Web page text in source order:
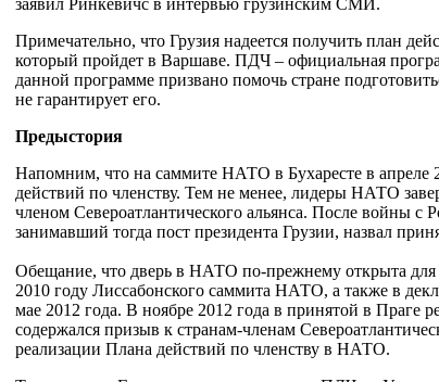
заявил Ринкевичс в интервью грузинским СМИ.
Примечательно, что Грузия надеется получить план
который пройдет в Варшаве. ПДЧ – официальная
данной программе призвано помочь стране
не гарантирует его.
Предыстория
Напомним, что на саммите НАТО в Бухаресте в апреле
действий по членству. Тем не менее, лидеры НАТО
членом Североатлантического альянса. После войны с
занимавший тогда пост президента Грузии, назвал
Обещание, что дверь в НАТО по-прежнему открыта для
2010 году Лиссабонского саммита НАТО, а также в
мае 2012 года. В ноябре 2012 года в принятой в
содержался призыв к странам-членам
реализации Плана действий по членству в НАТО.